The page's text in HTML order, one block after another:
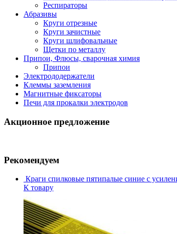
Респираторы
Абразивы
Круги отрезные
Круги зачистные
Круги шлифовальные
Щетки по металлу
Припои, Флюсы, сварочная химия
Припои
Электрододержатели
Клеммы заземления
Магнитные фиксаторы
Печи для прокалки электродов
Акционное предложение
Рекомендуем
Краги спилковые пятипалые синие с
К товару